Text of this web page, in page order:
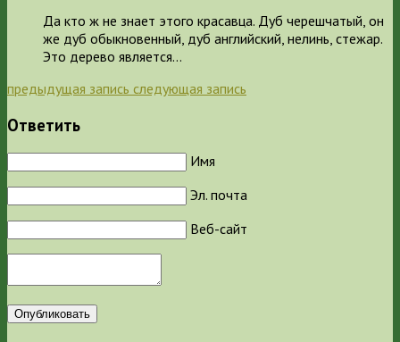
Да кто ж не знает этого красавца. Дуб черешчатый, он
же дуб обыкновенный, дуб английский, нелинь, стежар.
Это дерево является…
предыдущая запись следующая запись
Ответить
Имя
Эл. почта
Веб-сайт
Опубликовать